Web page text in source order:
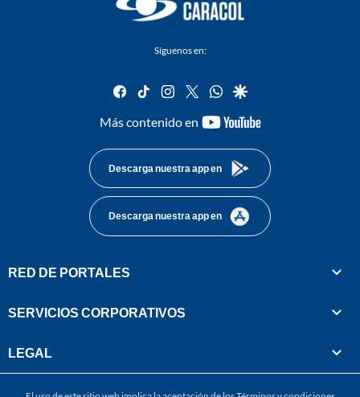
Síguenos en:
facebook
tiktok instagram
twitterwhatsapp
google
Más contenido en
youtube-
Descarga nuestra app en
Descarga nuestra app en
RED DE PORTALES
SERVICIOS CORPORATIVOS
LEGAL